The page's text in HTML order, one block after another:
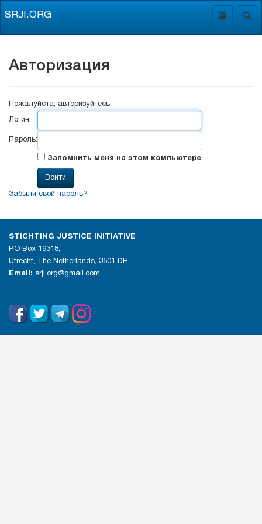
Toggle
SRJI.ORG
Авторизация
Пожалуйста, авторизуйтесь:
Логин:
Пароль:
Запомнить меня на этом компьютере
Забыли свой пароль?
STICHTING JUSTICE INITIATIVE
P.O Box 19318,
Utrecht, The Netherlands, 3501 DH
Email: srji.org@gmail.com